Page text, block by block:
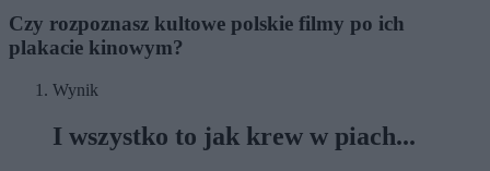
Czy rozpoznasz kultowe polskie filmy po ich
plakacie kinowym?
Wynik
I wszystko to jak krew w piach...